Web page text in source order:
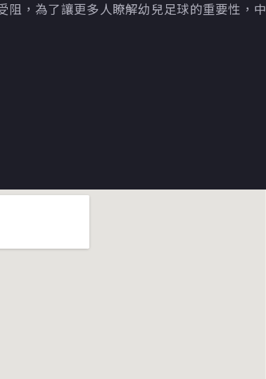
，為了讓更多人瞭解幼兒足球的重要性，中